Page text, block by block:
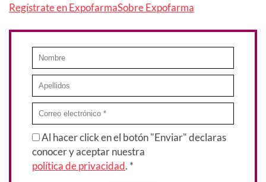
Regístrate en ExpofarmaSobre Expofarma
Al hacer click en el botón "Enviar" declaras
conocer y aceptar nuestra
política de privacidad. *